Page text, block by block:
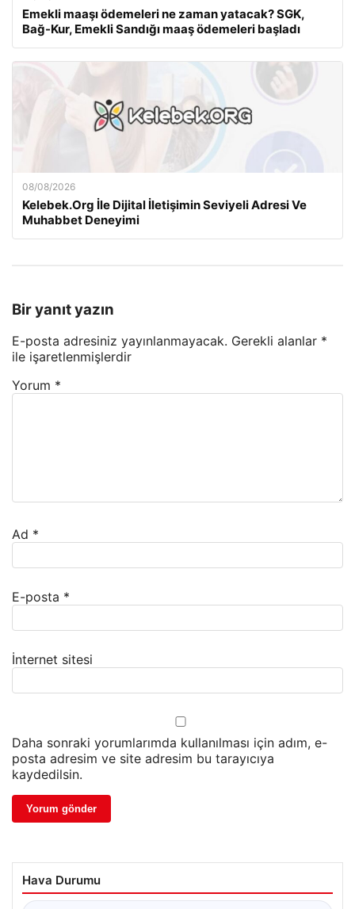
Emekli maaşı ödemeleri ne zaman yatacak? SGK,
Bağ-Kur, Emekli Sandığı maaş ödemeleri başladı
08/08/2026
Kelebek.Org İle Dijital İletişimin Seviyeli Adresi Ve
Muhabbet Deneyimi
Bir yanıt yazın
E-posta adresiniz yayınlanmayacak. Gerekli alanlar *
ile işaretlenmişlerdir
Yorum *
Ad *
E-posta *
İnternet sitesi
Daha sonraki yorumlarımda kullanılması için adım, e-
posta adresim ve site adresim bu tarayıcıya
kaydedilsin.
Hava Durumu